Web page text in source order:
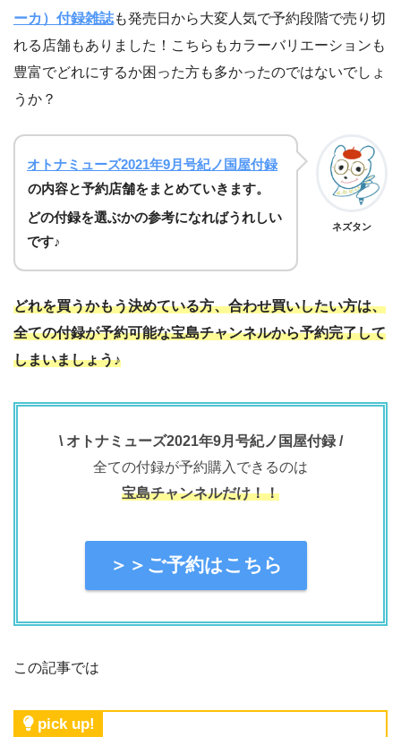
ーカ）付録雑誌も発売日から大変人気で予約段階で売り切
れる店舗もありました！こちらもカラーバリエーションも
豊富でどれにするか困った方も多かったのではないでしょ
うか？
オトナミューズ2021年9月号紀ノ国屋付録
の内容と予約店舗をまとめていきます。
どの付録を選ぶかの参考になればうれしい
です♪
ネズタン
どれを買うかもう決めている方、合わせ買いしたい方は、
全ての付録が予約可能な宝島チャンネルから予約完了して
しまいましょう♪
\ オトナミューズ2021年9月号紀ノ国屋付録 /
全ての付録が予約購入できるのは
宝島チャンネルだけ！！
＞＞ご予約はこちら
この記事では
pick up!